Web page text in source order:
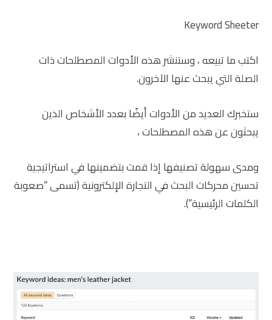
Keyword Sheeter
اكتب ما تبيعه ، وستنشر هذه الأدوات المصطلحات ذات
الصلة التي يبحث عنها الآخرون.
ستخبرك العديد من الأدوات أيضًا بعدد الأشخاص الذين
يبحثون عن هذه المصطلحات ،
ومدى سهولة تصنيفها إذا قمت بتضمينها في استراتيجية
تحسين محركات البحث في التجارة الإلكترونية (تسمى “صعوبة
الكلمات الرئيسية”).